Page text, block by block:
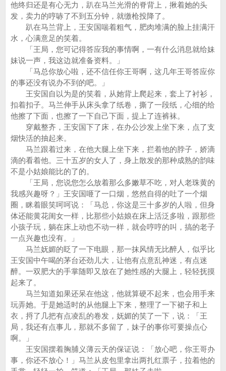
他终归还是有心无力，趴在马兰光滑的脊背上，揪着她的头
发，卖力的哼哧了不到五分钟，就缴枪投降了。
趴在马兰背上，王安国喘着粗气，肥肉堆满的脸上挂满汗
水，心满意足的笑着。
「王局，您可记得答应我的事情啊，一有什么消息就给妹
妹说一声，我这边就准备资料。」
「马总你放心啦，还不信任你王哥啊，这几年王哥答应你
的事还没有说办不到的吧。」
王安国自以为是的笑着，从她背上爬起来，套上了衬衫，
扣着扣子。马兰伸手从床头拿了纸卷，撕了一段纸，心细的给
他擦了下面，也擦了一下自己下面，提上了连裤袜。
穿戴整齐，王安国下了床，在办公沙发上坐下来，点了支
烟快活的抽起来。
马兰跟着过来，在他大腿上坐下来，拦着他的脖子，娇滴
滴的看着他。三十五岁的女人了，身上散发的那种成熟的韵味
不是小姑娘能比的了的。
「王局，您说您怎么放着那么多嫩草不吃，对人老珠黄的
我感兴趣呀？」王安国咂了一口烟，悠然自得的吐了一个烟
圈，眯着眼笑呵呵说：「马总，你这是三十多岁的人啦，但身
体还能黄花闺女一样，比那些小姑娘在床上活泛多啦，跟那些
小孩子玩，躺在床上动也不动一样，就会哼哼的叫，搞的老子
一点兴趣也没有。」
马兰妩媚的眨了一下电眼，那一抹风情无比醉人，似乎比
王安国中午喝的茅台还劲儿大，让他有点意乱神迷，有点迷
醉。一双肥大的手掌随即又放在了她性感的大腿上，轻轻抚摸
起来了。
马兰知道如果还呆在他这，他就算硬不起来，也会用手来
玩弄她。于是她适时的从他腿上下来，整理了一下裙子和上
衣，捋了几把有点凌乱的卷发，妩媚的笑了一下，说：「王
局，我还有点事儿，那就不多留了，妹子的事你可要操点心
啊。」
王安国摆着胸脯义薄云天的保证说：「放心吧，你王哥办
事，你还不放心！」马兰从皮包里拿出两扎红票子，拉着他的